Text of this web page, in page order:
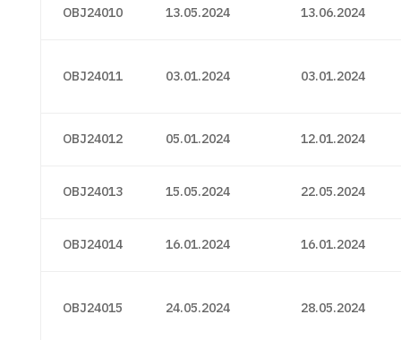
OBJ24010 13.05.2024 13.06.2024
OBJ24011 03.01.2024 03.01.2024
OBJ24012 05.01.2024 12.01.2024
OBJ24013 15.05.2024 22.05.2024
OBJ24014 16.01.2024 16.01.2024
OBJ24015 24.05.2024 28.05.2024